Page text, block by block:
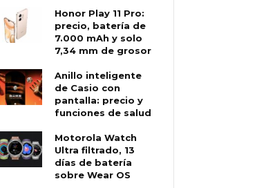
Honor Play 11 Pro:
precio, batería de
7.000 mAh y solo
7,34 mm de grosor
Anillo inteligente
de Casio con
pantalla: precio y
funciones de salud
Motorola Watch
Ultra filtrado, 13
días de batería
sobre Wear OS